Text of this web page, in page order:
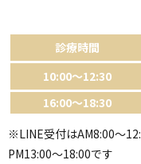
診療時間
10:00～12:30
16:00～18:30
※LINE受付はAM8:00～
PM13:00～18:00です